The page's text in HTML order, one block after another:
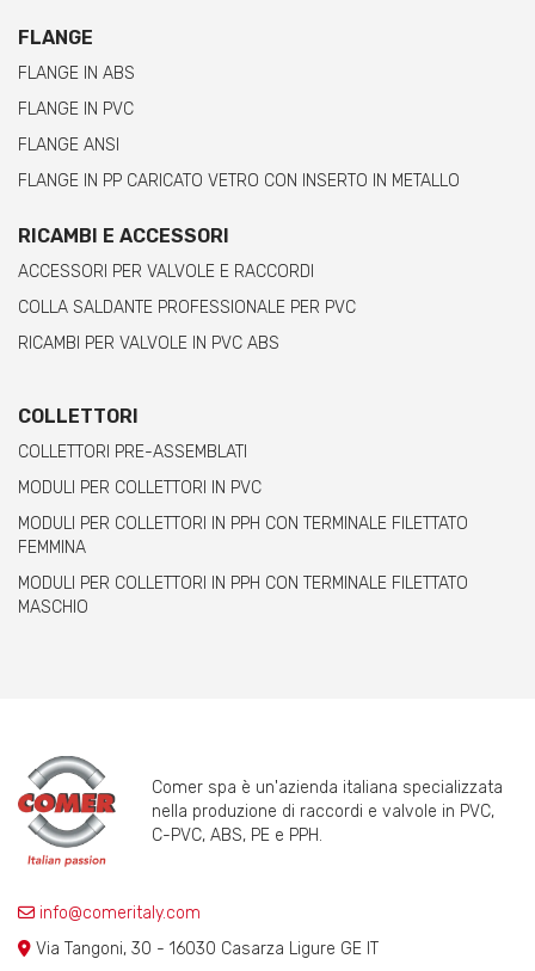
FLANGE
FLANGE IN ABS
FLANGE IN PVC
FLANGE ANSI
FLANGE IN PP CARICATO VETRO CON INSERTO IN METALLO
RICAMBI E ACCESSORI
ACCESSORI PER VALVOLE E RACCORDI
COLLA SALDANTE PROFESSIONALE PER PVC
RICAMBI PER VALVOLE IN PVC ABS
COLLETTORI
COLLETTORI PRE-ASSEMBLATI
MODULI PER COLLETTORI IN PVC
MODULI PER COLLETTORI IN PPH CON TERMINALE FILETTATO
FEMMINA
MODULI PER COLLETTORI IN PPH CON TERMINALE FILETTATO
MASCHIO
Comer spa è un'azienda italiana specializzata
nella produzione di raccordi e valvole in PVC,
C-PVC, ABS, PE e PPH.
info@comeritaly.com
Via Tangoni, 30 - 16030 Casarza Ligure GE IT